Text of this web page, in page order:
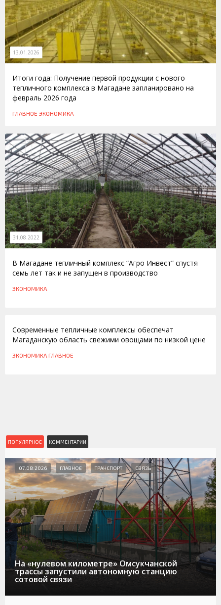
13.01.2026
Итоги года: Получение первой продукции с нового
тепличного комплекса в Магадане запланировано на
февраль 2026 года
ГЛАВНОЕ ЭКОНОМИКА
31.08.2022
В Магадане тепличный комплекс “Агро Инвест” спустя
семь лет так и не запущен в производство
ЭКОНОМИКА
Современные тепличные комплексы обеспечат
Магаданскую область свежими овощами по низкой цене
ЭКОНОМИКА ГЛАВНОЕ
ПОПУЛЯРНОЕ КОММЕНТАРИИ
На «нулевом километре» Омсукчанской
трассы запустили автономную станцию
сотовой связи
07.08.2026 ГЛАВНОЕ ТРАНСПОРТ СВЯЗЬ